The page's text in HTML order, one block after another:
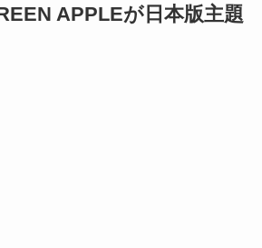
APPLEが日本版主題